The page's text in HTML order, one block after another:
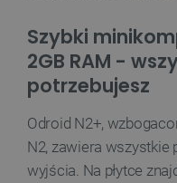
Szybki
2GB RAM -
potrzebujesz
Odroid N2+,
N2, zawiera wszystkie
wyjścia. Na płytce
_lb_ccc